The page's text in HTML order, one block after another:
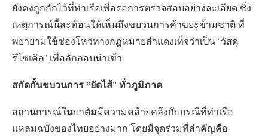
ยังคงถูกกักไว้ที่ท่าเรือเพื่อรอการตรวจสอบอย่างละเอียด ซึ่ง
เหตุการณ์นี้สะท้อนให้เห็นถึงขบวนการค้าขยะข้ามชาติ ที่
พยายามใช้ช่องโหว่ทางกฎหมายสำแดงเท็จว่าเป็น “วัสดุ
รีไซเคิล” เพื่อลักลอบนำเข้า
สกัดกั้นขบวนการ “ยัดไส้” ทั่วภูมิภาค
สถานการณ์ในบาตัมมีความคล้ายคลึงกับกรณีที่ท่าเรือ
แหลมฉบังของไทยอย่างมาก โดยมีจุดร่วมที่สำคัญคือ: